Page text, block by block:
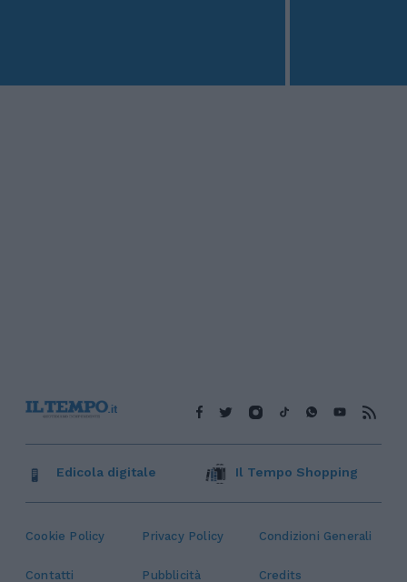
Cookie Policy Privacy Policy Condizioni Generali
Contatti Pubblicità Credits
Edicola digitale Il Tempo Shopping